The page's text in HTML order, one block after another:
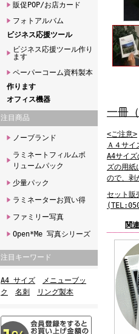
販促POP/お店カード
フォトアルバム
ビジネス応援ツール
ビジネス応援ツール作り
ます
ペーパーコーム資料製本
作ります
オフィス機器
注目商品
ノーブランド
ラミネートフィルムボ
リュームパック
少量パック
ラミネーターお買い得
ファミリー写真
Open*Me 写真シリーズ
注目キーワード
A4 サイズ
メニューブッ
ク
名刺 リング製本
一冊
<ご注意>
Ａ４サ
A4サイ
ズの用紙
ので、剥
セット販
関